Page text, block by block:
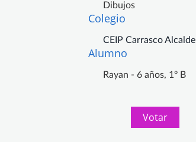
Dibujos
Colegio
CEIP Carrasco Alcalde
Alumno
Rayan - 6 años, 1º B
Votar